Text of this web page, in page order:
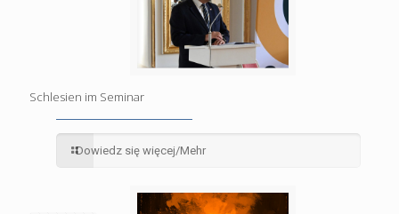
Schlesien im Seminar
Dowiedz się więcej/Mehr